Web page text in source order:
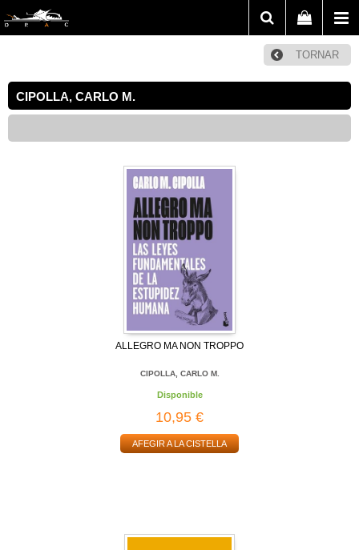
TORNAR
CIPOLLA, CARLO M.
ALLEGRO MA NON TROPPO
CIPOLLA, CARLO M.
Disponible
10,95 €
AFEGIR A LA CISTELLA